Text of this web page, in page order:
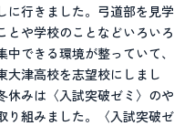
に行きました。弓道部を見学
とや学校のことなどいろいろ
できる環境が整っていて、
大津高校を志望校にしまし
休みは〈入試突破ゼミ〉のや
り組みました。〈入試突破ゼ